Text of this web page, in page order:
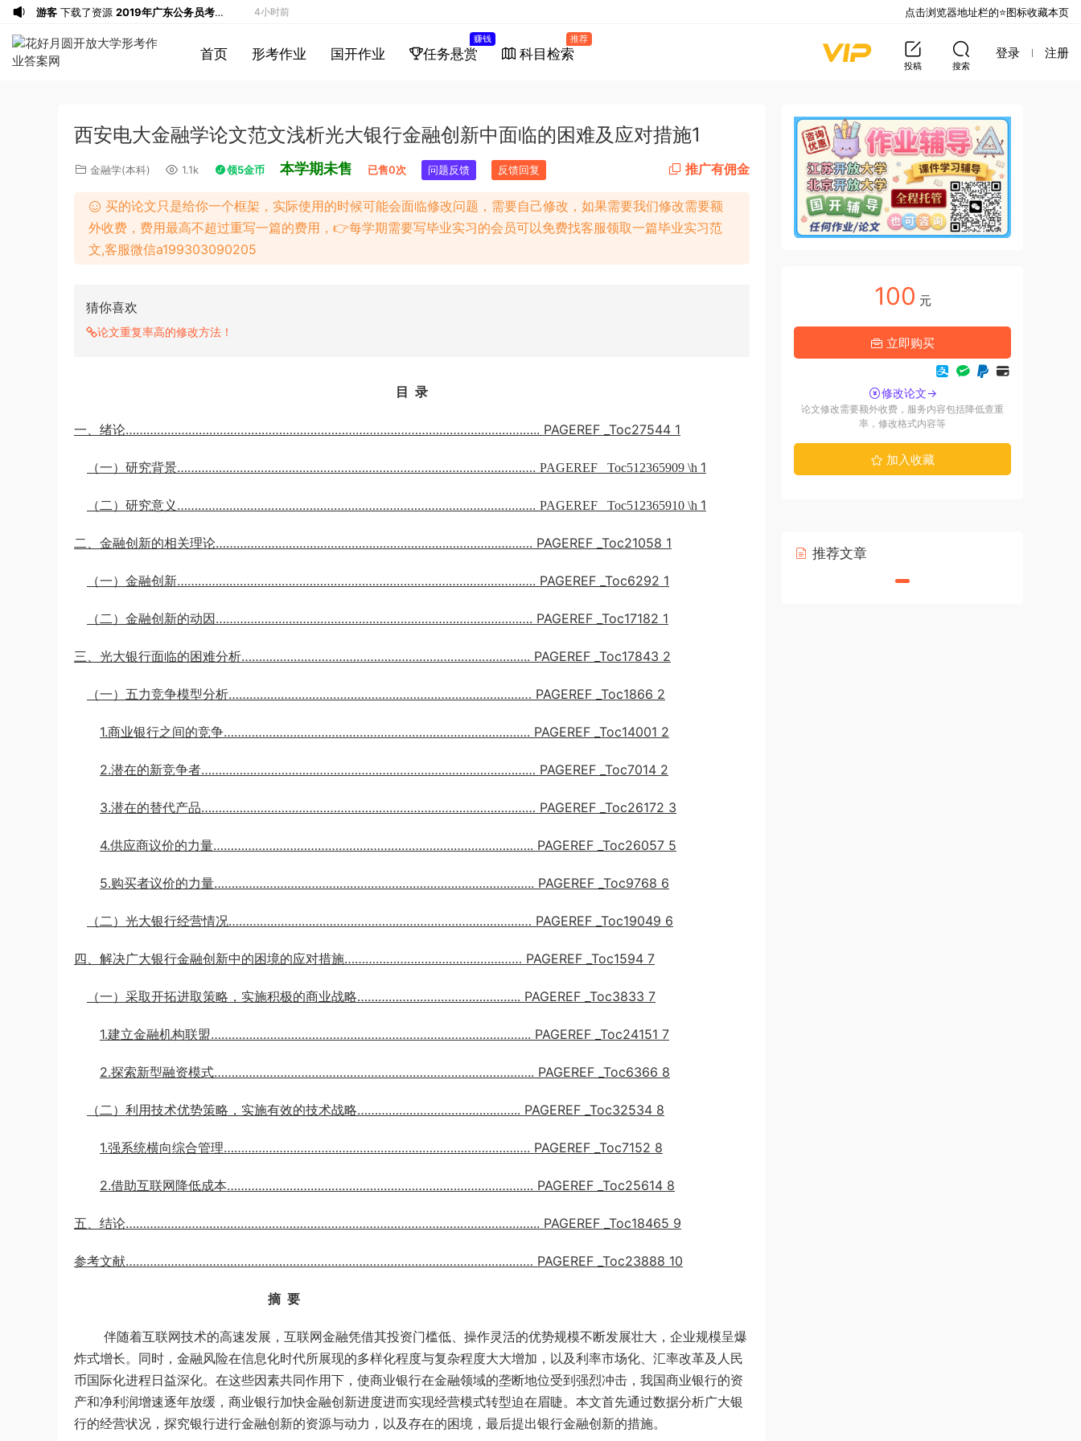
首页 形考作业 国开作业 任务悬赏
赚钱
科目检索
推荐
投稿 搜索
登录 注册
西安电大金融学论文范文浅析光大银行金融创新中面临的困难及应对措施1
金融学(本科) 1.1k 领5金币 本学期未售 已售0次 问题反馈 反馈回复 推广有佣金
买的论文只是给你一个框架，实际使用的时候可能会面临修改问题，需要自己修改，如果需要我们修改需要额
外收费，费用最高不超过重写一篇的费用，👉每学期需要写毕业实习的会员可以免费找客服领取一篇毕业实习范
文,客服微信a199303090205
猜你喜欢
论文重复率高的修改方法！
目 录
一、绪论……………………………………………………………………………………………………….. PAGEREF _Toc27544 1
（一）研究背景…………………………………………………………………………………………. PAGEREF _Toc512365909 \h 1
（二）研究意义…………………………………………………………………………………………. PAGEREF _Toc512365910 \h 1
二、金融创新的相关理论………………………………………………………………………………. PAGEREF _Toc21058 1
（一）金融创新…………………………………………………………………………………………. PAGEREF _Toc6292 1
（二）金融创新的动因………………………………………………………………………………. PAGEREF _Toc17182 1
三、光大银行面临的困难分析……………………………………………………………………….. PAGEREF _Toc17843 2
（一）五力竞争模型分析…………………………………………………………………………… PAGEREF _Toc1866 2
1.商业银行之间的竞争……………………………………………………………………………. PAGEREF _Toc14001 2
2.潜在的新竞争者…………………………………………………………………………………… PAGEREF _Toc7014 2
3.潜在的替代产品…………………………………………………………………………………… PAGEREF _Toc26172 3
4.供应商议价的力量……………………………………………………………………………….. PAGEREF _Toc26057 5
5.购买者议价的力量……………………………………………………………………………….. PAGEREF _Toc9768 6
（二）光大银行经营情况…………………………………………………………………………… PAGEREF _Toc19049 6
四、解决广大银行金融创新中的困境的应对措施…………………………………………… PAGEREF _Toc1594 7
（一）采取开拓进取策略，实施积极的商业战略……………………………………….. PAGEREF _Toc3833 7
1.建立金融机构联盟……………………………………………………………………………….. PAGEREF _Toc24151 7
2.探索新型融资模式……………………………………………………………………………….. PAGEREF _Toc6366 8
（二）利用技术优势策略，实施有效的技术战略……………………………………….. PAGEREF _Toc32534 8
1.强系统横向综合管理……………………………………………………………………………. PAGEREF _Toc7152 8
2.借助互联网降低成本……………………………………………………………………………. PAGEREF _Toc25614 8
五、结论……………………………………………………………………………………………………….. PAGEREF _Toc18465 9
参考文献……………………………………………………………………………………………………… PAGEREF _Toc23888 10
摘 要
伴随着互联网技术的高速发展，互联网金融凭借其投资门槛低、操作灵活的优势规模不断发展壮大，企业规模呈爆
炸式增长。同时，金融风险在信息化时代所展现的多样化程度与复杂程度大大增加，以及利率市场化、汇率改革及人民
币国际化进程日益深化。在这些因素共同作用下，使商业银行在金融领域的垄断地位受到强烈冲击，我国商业银行的资
产和净利润增速逐年放缓，商业银行加快金融创新进度进而实现经营模式转型迫在眉睫。本文首先通过数据分析广大银
行的经营状况，探究银行进行金融创新的资源与动力，以及存在的困境，最后提出银行金融创新的措施。
100 元
立即购买
修改论文→
论文修改需要额外收费，服务内容包括降低查重
率，修改格式内容等
加入收藏
推荐文章
游客 下载了资源 2019年广东公务员考试
《行测》真题（县级）答案及解析
4小时前
游客下载了资源2004年广东公务员考试
《行测》真题(下半年）答案及解析
u*******
順著大腦來生活：
4小时前
創意、健康與生產力的最高生活法
從起床到就寢，用大腦喜歡的模式，活出
a*******投稿收入增加10块钱 4小时前
签到打卡，获得1元奖励 5小时前
下载了资源2015年黑龙江省公务员
录用考试《行测》真题（公检法卷）答案
18分钟前
登录了本站 43分钟前
下载了资源2019年420联考《行
测》真题（河南县级以上）答案及解析
购买了资源代寫國立空中大學
点击浏览器地址栏的⭐图标收藏本页